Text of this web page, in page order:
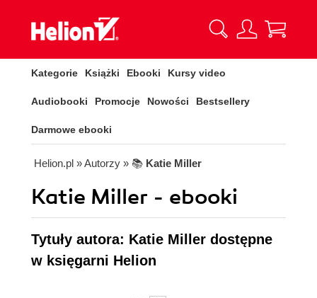
Kategorie Książki Ebooki Kursy video
Audiobooki Promocje Nowości Bestsellery
Darmowe ebooki
Helion.pl » Autorzy » 📚 Katie Miller
Katie Miller - ebooki
Tytuły autora: Katie Miller dostępne
w księgarni Helion